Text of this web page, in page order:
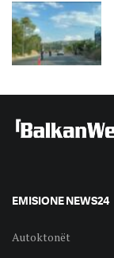
EMISIONE NEWS24
Autoktonët